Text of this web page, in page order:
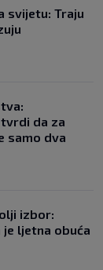
svijetu: Traju
da za
samo dva
izbor:
ljetna obuća